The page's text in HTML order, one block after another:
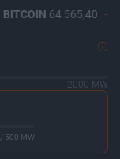
BITCOIN64 565,40 -
2000 MW
/ 500 MW